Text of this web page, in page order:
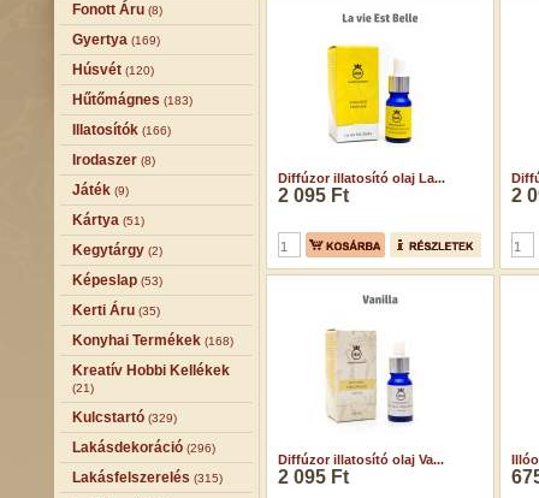
Fonott Áru (8)
Gyertya (169)
Húsvét (120)
Hűtőmágnes (183)
Illatosítók (166)
Irodaszer (8)
Játék (9)
Kártya (51)
Kegytárgy (2)
Képeslap (53)
Kerti Áru (35)
Konyhai Termékek (168)
Kreatív Hobbi Kellékek
(21)
Kulcstartó (329)
Lakásdekoráció (296)
Lakásfelszerelés (315)
Diffúzor illatosító olaj La...
2 095 Ft 2
Diffúzor illatosító olaj Va...
2 095 Ft